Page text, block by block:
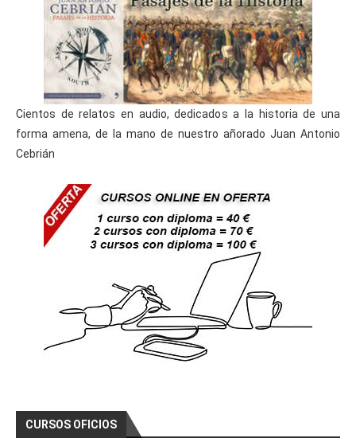
Cientos de relatos en audio, dedicados a la historia de una
forma amena, de la mano de nuestro añorado Juan Antonio
Cebrián
CURSOS OFICIOS